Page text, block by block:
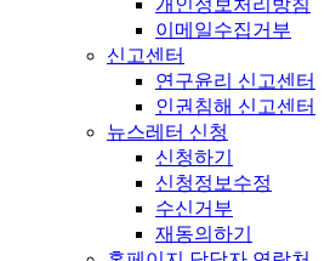
이메일수집거부
신고센터
연구윤리 신고센터
인권침해 신고센터
뉴스레터 신청
신청하기
신청정보수정
수신거부
재동의하기